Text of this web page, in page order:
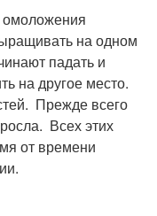
омоложения
на одном
падать и
на другое место.
Прежде всего
Всех этих
от времени